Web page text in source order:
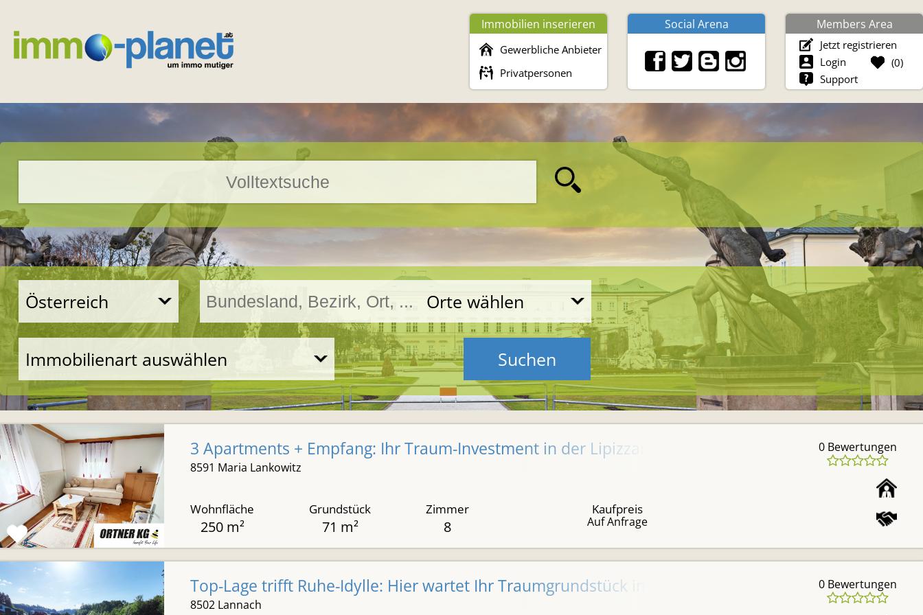
Members Area
Jetzt registrieren
Login
Support
(0)
Social Arena
Immobilien inserieren
Gewerbliche Anbieter
Privatpersonen
Österreich Orte wählen
Immobilienart auswählen Suchen
3 Apartments + Empfang: Ihr Traum-Investment in der Lipizzanerheimat (Ferienanlage oder
8591 Maria Lankowitz
0 Bewertungen
Wohnfläche
250 m²
Grundstück
71 m²
Zimmer
8
Kaufpreis
Auf Anfrage
Top-Lage trifft Ruhe-Idylle: Hier wartet Ihr Traumgrundstück in Lannach!
8502 Lannach
0 Bewertungen